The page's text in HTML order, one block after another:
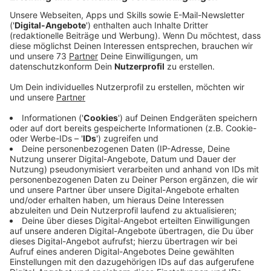
Anzeige
Anzeige
Das ganze Event geht von 11 bis 17 Uhr und findet am
Haberskamp in Gronau statt. Parken kann man aber am
besten an der Laubstiege und dann zum Gelände rüber
laufen. Die Bogenschützen in Gronau sind einer der
wenigen Bogenschützenvereine im Westmünsterland.
Im Repertoire haben die 3D-Parcours mit 40
naturgetreuen Wildtierattrappen, welche teilweise
auch von einem 6 Meter hohen Schießturm ins Visier
genommen werden können. Alles um ein möglichst